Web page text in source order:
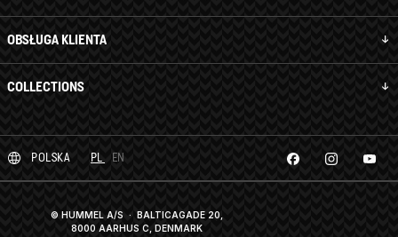
OBSŁUGA KLIENTA
COLLECTIONS
POLSKA PL EN
© HUMMEL A/S · BALTICAGADE 20,
8000 AARHUS C, DENMARK